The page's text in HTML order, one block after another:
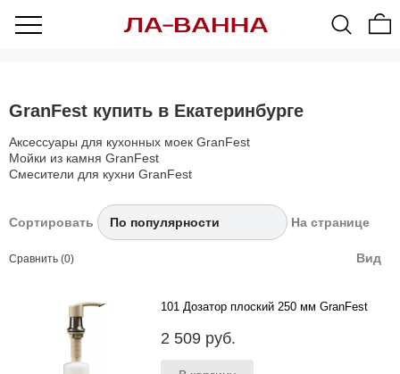
GranFest купить в Екатеринбурге
Аксессуары для кухонных моек GranFest
Мойки из камня GranFest
Смесители для кухни GranFest
Сортировать На странице
Вид
Сравнить (0)
101 Дозатор плоский 250 мм GranFest
250мл...
2 509 руб.